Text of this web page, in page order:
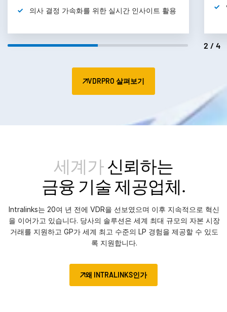
의사 결정 가속화를 위한 실시간 인사이트 활용
2/4
VDRPRO 살펴보기
세계가신뢰하는
금융 기술 제공업체.
Intralinks는 20여 년 전에 VDR을 선보였으며 이후 지속적으로 혁신
을 이어가고 있습니다. 당사의 솔루션은 세계 최대 규모의 자본 시장
거래를 지원하고 GP가 세계 최고 수준의 LP 경험을 제공할 수 있도
록 지원합니다.
왜 INTRALINKS인가